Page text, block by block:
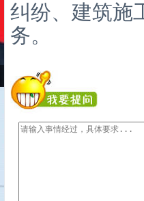
纠纷、建筑施
务。